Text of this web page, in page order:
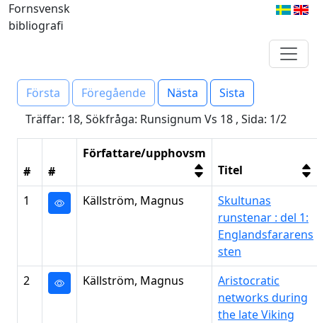
Fornsvensk
bibliografi
Första Föregående Nästa
Sista
Träffar: 18, Sökfråga: Runsignum Vs 18 , Sida: 1/2
# #
Författare/upphovsm
Titel
1
Källström, Magnus
Skultunas
runstenar : del 1:
Englandsfararens
sten
2
Källström, Magnus
Aristocratic
networks during
the late Viking